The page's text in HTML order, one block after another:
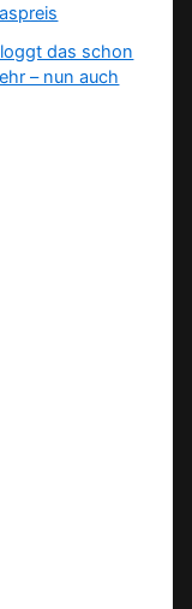
das schon
– nun auch